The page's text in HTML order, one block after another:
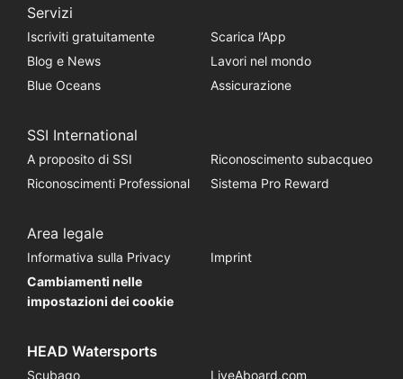
Servizi
Iscriviti gratuitamente
Scarica l’App
Blog e News
Lavori nel mondo
Blue Oceans
Assicurazione
SSI International
A proposito di SSI
Riconoscimento subacqueo
Riconoscimenti Professional
Sistema Pro Reward
Area legale
Informativa sulla Privacy
Imprint
Cambiamenti nelle
impostazioni dei cookie
HEAD Watersports
Scubago LiveAboard.com